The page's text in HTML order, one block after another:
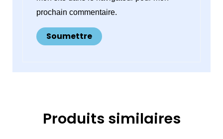
prochain commentaire.
Produits similaires